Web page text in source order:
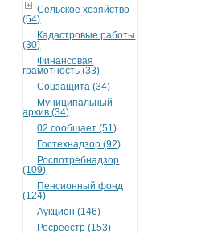
Сельское хозяйство
(54)
Кадастровые работы
(30)
Финансовая
грамотность (33)
Соцзащита (34)
Муниципальный
архив (34)
02 сообщает (51)
Гостехнадзор (92)
Роспотребнадзор
(109)
Пенсионный фонд
(124)
Аукцион (146)
Росреестр (153)